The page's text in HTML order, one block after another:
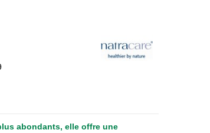
abondants, elle offre une